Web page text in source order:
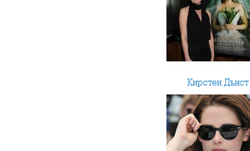
Кирстен Дънст